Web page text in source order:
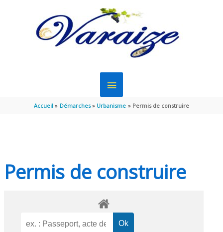
MENU
PRINCIPAL
Accueil Démarches Urbanisme Permis de construire
Permis de construire